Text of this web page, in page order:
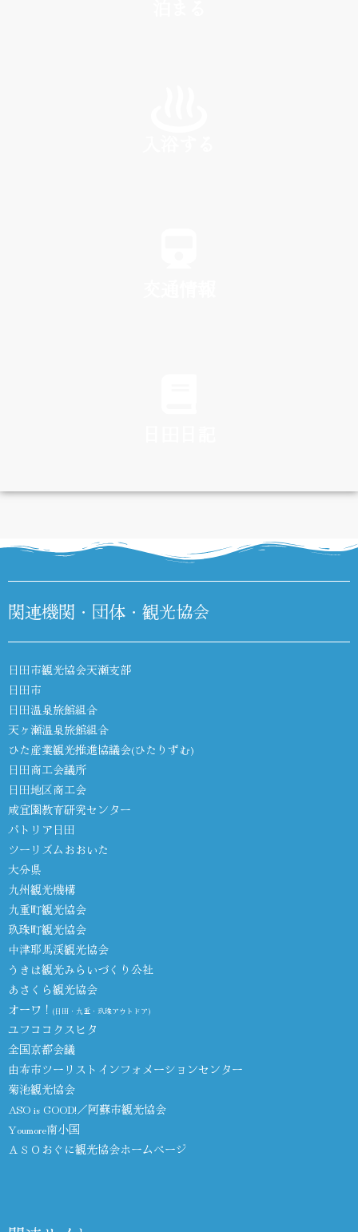
DIARY
関連機関・団体・観光協会
日田市観光協会天瀬支部
日田市
日田温泉旅館組合
天ヶ瀬温泉旅館組合
ひた産業観光推進協議会(ひたりずむ)
日田商工会議所
日田地区商工会
咸宜園教育研究センター
パトリア日田
ツーリズムおおいた
大分県
九州観光機構
九重町観光協会
玖珠町観光協会
中津耶馬渓観光協会
うきは観光みらいづくり公社
あさくら観光協会
オーワ！ (日田・九重・玖珠アウトドア)
ユフココクスヒタ
全国京都会議
由布市ツーリストインフォメーションセンター
菊池観光協会
ASO is GOOD!／阿蘇市観光協会
Youmore南小国
ＡＳＯおぐに観光協会ホームページ